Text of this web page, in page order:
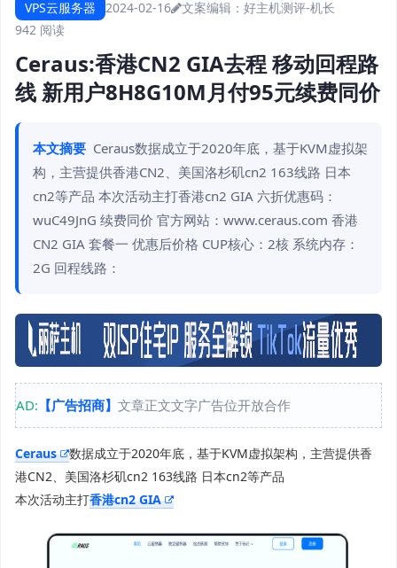
VPS云服务器 2024-02-16
文案编辑：好主机测评-机长
942 阅读
Ceraus:香港CN2 GIA去程 移动回程路
线 新用户8H8G10M月付95元续费同价
本文摘要 Ceraus数据成立于2020年底，基于KVM虚拟架
构，主营提供香港CN2、美国洛杉矶cn2 163线路 日本
cn2等产品 本次活动主打香港cn2 GIA 六折优惠码：
wuC49JnG 续费同价 官方网站：www.ceraus.com 香港
CN2 GIA 套餐一 优惠后价格 CUP核心：2核 系统内存：
2G 回程线路：
AD: 【广告招商】 文章正文文字广告位开放合作
Ceraus
数据成立于2020年底，基于KVM虚拟架构，主营提供香
港CN2、美国洛杉矶cn2 163线路 日本cn2等产品
本次活动主打香港cn2 GIA